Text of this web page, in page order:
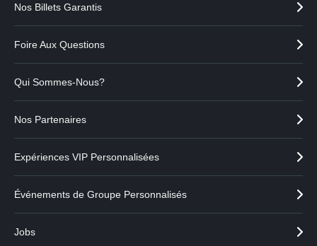
é
c
e
n
u
i
Nos Billets Garantis
Foire Aux Questions
Qui Sommes-Nous?
Nos Partenaires
Expériences VIP Personnalisées
Événements de Groupe Personnalisés
Jobs